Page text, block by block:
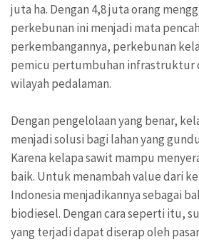
juta ha. Dengan 4,8 juta orang
perkebunan ini menjadi mata
perkembangannya, perkebunan
pemicu pertumbuhan infrastruktur
wilayah pedalaman.
Dengan pengelolaan yang benar,
menjadi solusi bagi lahan yang
Karena kelapa sawit mampu
baik. Untuk menambah value dari
Indonesia menjadikannya sebagai
biodiesel. Dengan cara seperti itu,
yang terjadi dapat diserap oleh